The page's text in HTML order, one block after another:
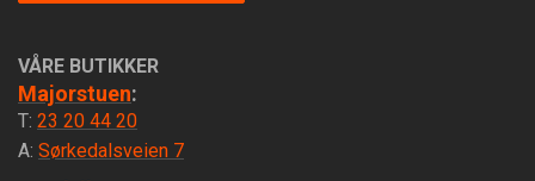
VÅRE BUTIKKER
Majorstuen:
T: 23 20 44 20
A: Sørkedalsveien 7